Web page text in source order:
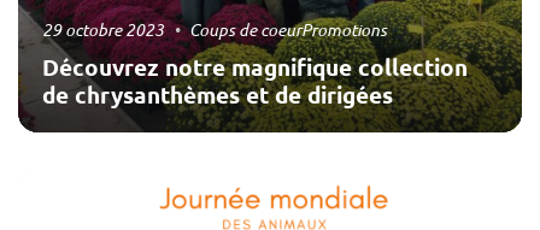
Découvrez notre magnifique collection
de chrysanthèmes et de dirigées
29 octobre 2023 Coups de coeurPromotions